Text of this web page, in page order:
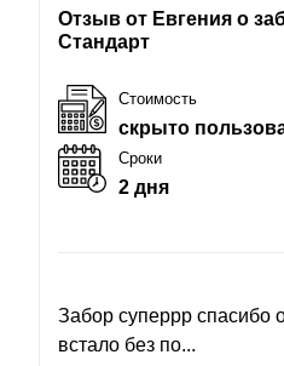
Отзыв от Евгения о
Стандарт
Стоимость
скрыто
Сроки
2 дня
Забор суперрр спасибо
встало без по...